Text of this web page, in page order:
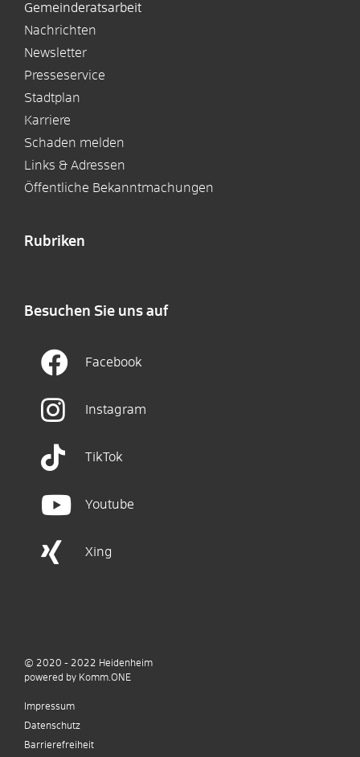
Gemeinderatsarbeit
Nachrichten
Newsletter
Presseservice
Stadtplan
Karriere
Schaden melden
Links & Adressen
Öffentliche Bekanntmachungen
Rubriken
Besuchen Sie uns auf
Facebook
Instagram
TikTok
Youtube
Xing
© 2020 - 2022 Heidenheim
powered by Komm.ONE
Impressum
Datenschutz
Barrierefreiheit